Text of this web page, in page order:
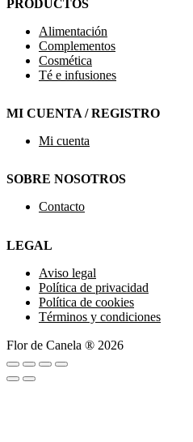
PRODUCTOS
Alimentación
Complementos
Cosmética
Té e infusiones
MI CUENTA / REGISTRO
Mi cuenta
SOBRE NOSOTROS
Contacto
LEGAL
Aviso legal
Política de privacidad
Política de cookies
Términos y condiciones
Flor de Canela ® 2026